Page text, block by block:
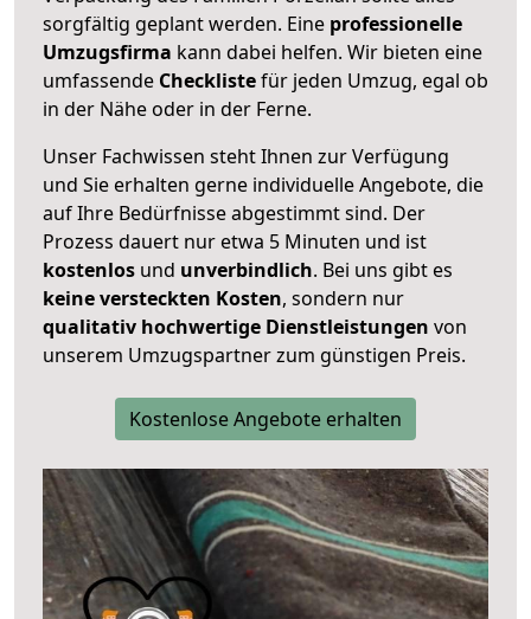
sorgfältig geplant werden. Eine professionelle
Umzugsfirma kann dabei helfen. Wir bieten eine
umfassende Checklistefür jeden Umzug, egal ob
in der Nähe oder in der Ferne.
Unser Fachwissen steht Ihnen zur Verfügung
und Sie erhalten gerne individuelle Angebote, die
auf Ihre Bedürfnisse abgestimmt sind. Der
Prozess dauert nur etwa 5 Minuten und ist
kostenlos und unverbindlich. Bei uns gibt es
keine versteckten Kosten, sondern nur
qualitativ hochwertige Dienstleistungen von
unserem Umzugspartner zum günstigen Preis.
Kostenlose Angebote erhalten